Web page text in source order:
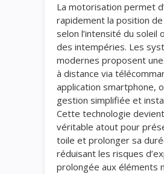
La motorisation permet
rapidement la position
selon l’intensité du soleil
des intempéries. Les
modernes proposent
à distance via
application smartphone,
gestion simplifiée et
Cette technologie
véritable atout pour
toile et prolonger sa
réduisant les risques
prolongée aux éléments